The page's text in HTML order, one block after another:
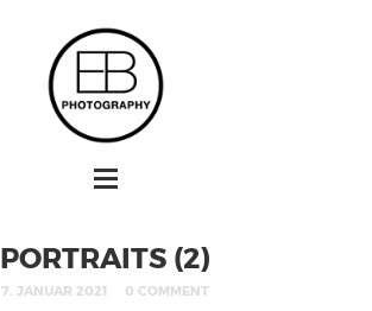
PORTRAITS (2)
7. JANUAR 2021 0 COMMENT